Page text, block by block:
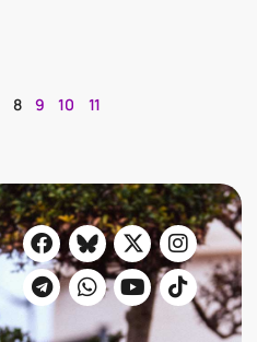
8 9 10 11